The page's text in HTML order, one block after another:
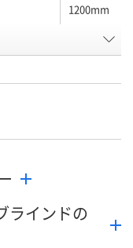
1200mm
H611022
カゴへ
ラインドの